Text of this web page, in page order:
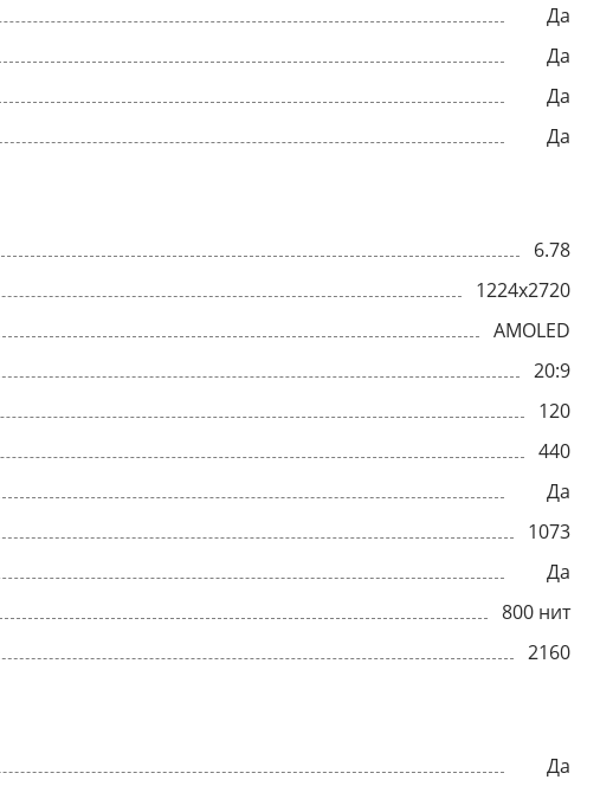
Да
Да
Да
Да
6.78
1224x2720
AMOLED
20:9
120
440
Да
1073
Да
800 нит
2160
Да